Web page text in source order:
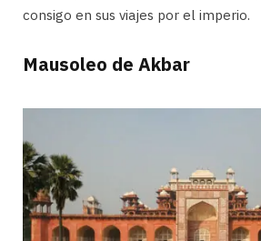
consigo en sus viajes por el imperio.
Mausoleo de Akbar